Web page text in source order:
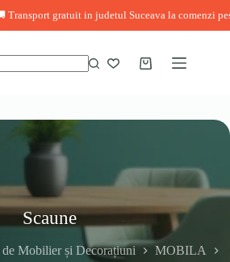
gratuit in judetul Suceava la comenzi peste
Coș
Scaune
Mobilier și Decorațiuni
MOBILA